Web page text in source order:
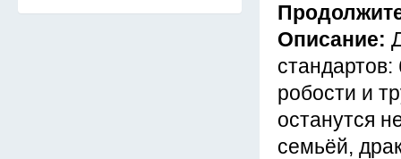
Описание:
робости и
останутся
семьёй,